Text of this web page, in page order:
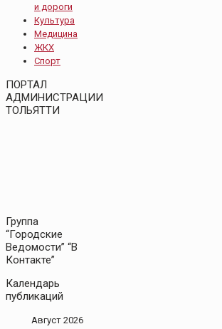
и дороги
Культура
Медицина
ЖКХ
Спорт
ПОРТАЛ
АДМИНИСТРАЦИИ
ТОЛЬЯТТИ
Группа
“Городские
Ведомости” “В
Контакте”
Календарь
публикаций
Август 2026